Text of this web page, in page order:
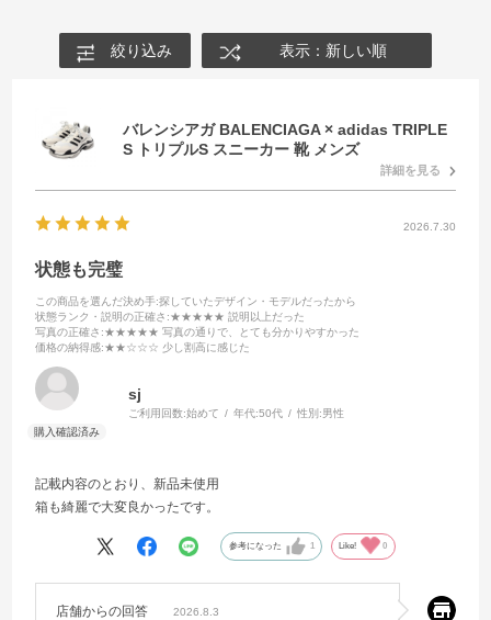
絞り込み 表示：新しい順
バレンシアガ BALENCIAGA × adidas TRIPLE
S トリプルS スニーカー 靴 メンズ
詳細を見る
2026.7.30
状態も完璧
この商品を選んだ決め手:探していたデザイン・モデルだったから
状態ランク・説明の正確さ :★★★★★ 説明以上だった
写真の正確さ :★★★★★ 写真の通りで、とても分かりやすかった
価格の納得感:★★☆☆☆ 少し割高に感じた
sj
ご利用回数:始めて 年代:50代 性別:男性
記載内容のとおり、新品未使用
箱も綺麗で大変良かったです。
参考になった 1 Like! 0
店舗からの回答 2026.8.3